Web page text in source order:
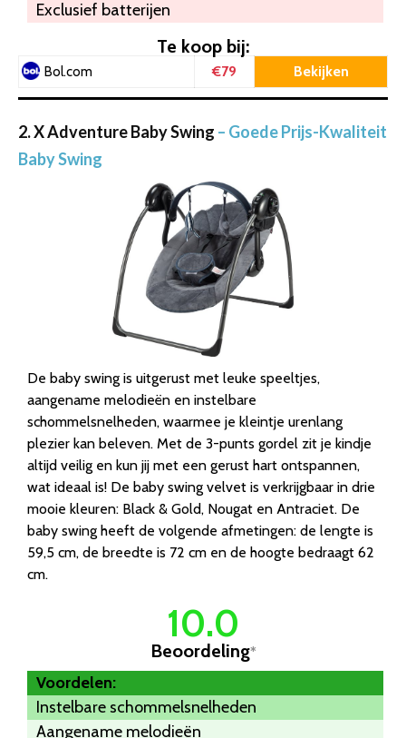
Exclusief batterijen
Te koop bij:
Bol.com €79 Bekijken
2. X Adventure Baby Swing – Goede Prijs-Kwaliteit
Baby Swing
De baby swing is uitgerust met leuke speeltjes,
aangename melodieën en instelbare
schommelsnelheden, waarmee je kleintje urenlang
plezier kan beleven. Met de 3-punts gordel zit je kindje
altijd veilig en kun jij met een gerust hart ontspannen,
wat ideaal is! De baby swing velvet is verkrijgbaar in drie
mooie kleuren: Black & Gold, Nougat en Antraciet. De
baby swing heeft de volgende afmetingen: de lengte is
59,5 cm, de breedte is 72 cm en de hoogte bedraagt 62
cm.
10.0
Beoordeling*
Voordelen:
Instelbare schommelsnelheden
Aangename melodieën